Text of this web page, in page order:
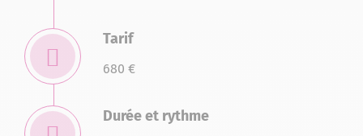
Tarif
680 €
Durée et rythme